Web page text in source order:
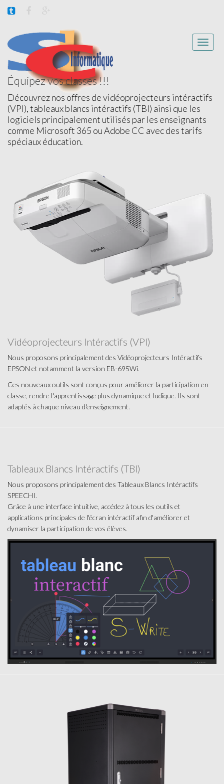
Toggle
Équipez vos classes !!!
Découvrez nos offres de vidéoprojecteurs intéractifs
(VPI), tableaux blancs intéractifs (TBI) ainsi que les
logiciels principalement utilisés par les enseignants
comme Microsoft 365 ou Adobe CC avec des tarifs
spéciaux éducation.
Vidéoprojecteurs Intéractifs (VPI)
Nous proposons principalement des Vidéoprojecteurs Intéractifs
EPSON et notamment la version EB-695Wi.
Ces nouveaux outils sont conçus pour améliorer la participation en
classe, rendre l'apprentissage plus dynamique et ludique. Ils sont
adaptés à chaque niveau d'enseignement.
Tableaux Blancs Intéractifs (TBI)
Nous proposons principalement des Tableaux Blancs Intéractifs
SPEECHI.
Grâce à une interface intuitive, accédez à tous les outils et
applications principales de l'écran intéractif afin d'améliorer et
dynamiser la participation de vos élèves.